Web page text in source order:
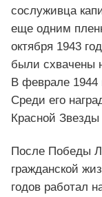
сослуживца
еще одним
октября 1943
были схвачены
В феврале 1944
Среди его
Красной
После Победы
гражданской
годов работал